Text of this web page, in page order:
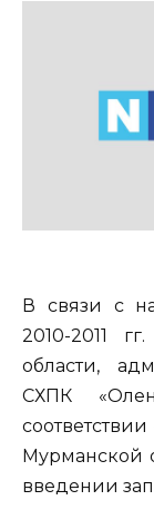
В связи с
2010-2011
области,
СХПК
Мурманской
введении